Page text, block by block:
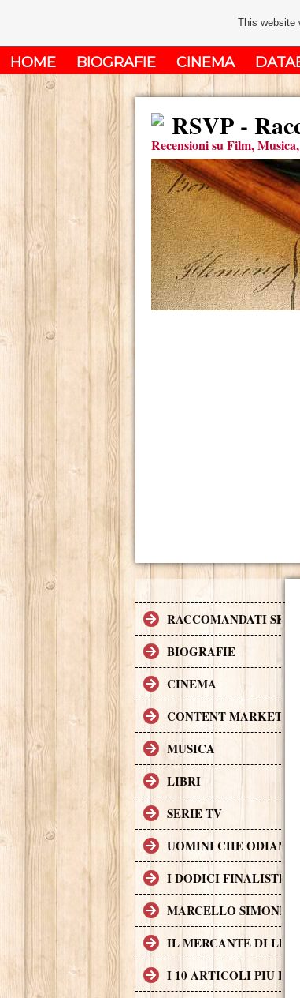
HOME BIOGRAFIE CINEMA
RSVP -
Recensioni su Film,
RACCOMANDATI SE TI
BIOGRAFIE
CINEMA
CONTENT MARKETING.
MUSICA
LIBRI
SERIE TV
UOMINI CHE ODIANO
I DODICI FINALISTI IN
MARCELLO SIMONI
IL MERCANTE DI
I 10 ARTICOLI PIU
This website